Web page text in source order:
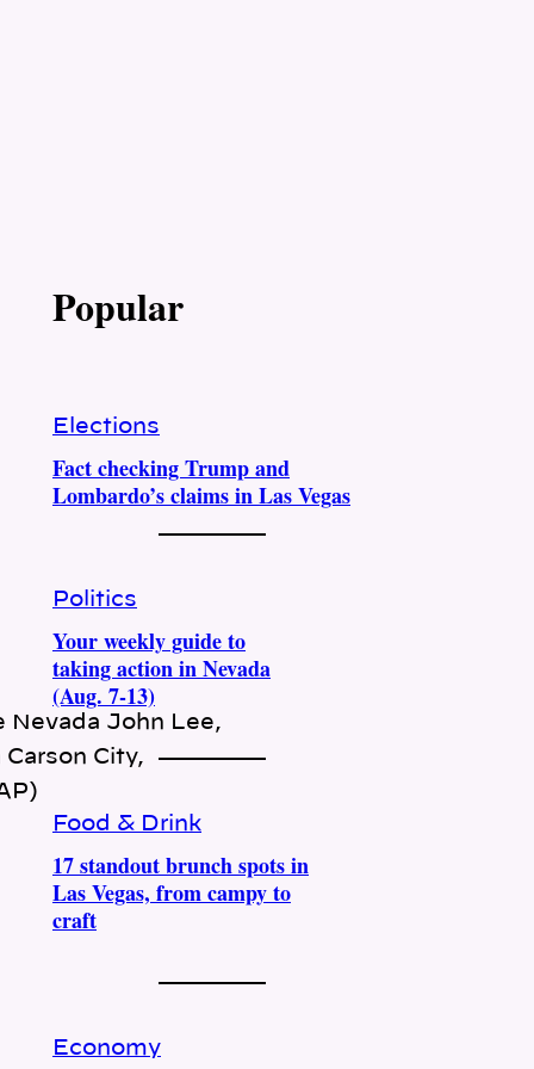
Nevada John Lee,
City,
Popular
Elections
Fact checking Trump and
Lombardo’s claims in Las Vegas
Politics
Your weekly guide to
taking action in Nevada
(Aug. 7-13)
Food & Drink
17 standout brunch spots in
Las Vegas, from campy to
craft
Economy